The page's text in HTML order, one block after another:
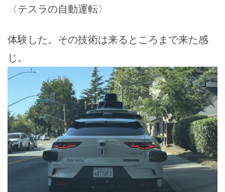
〈テスラの自動運転〉
体験した。その技術は来るところまで来た感
じ。